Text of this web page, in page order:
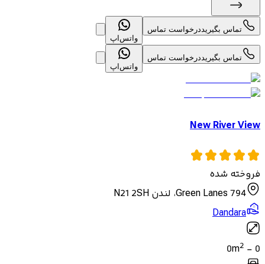
تماس بگیرید درخواست تماس
واتس‌اپ
تماس بگیرید درخواست تماس
واتس‌اپ
New River View
فروخته شده
794 Green Lanes، لندن N21 2SH
Dandara
0
-
0m2